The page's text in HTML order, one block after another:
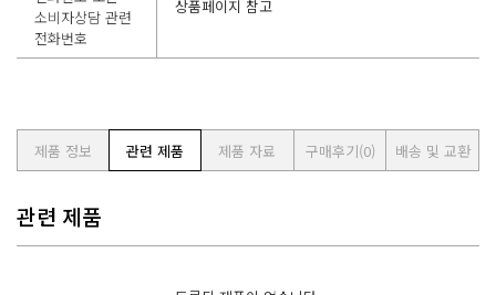
소비자상담 관련
전화번호
상품페이지 참고
제품 정보 관련 제품 제품 자료 구매후기(0) 배송 및 교환
관련 제품